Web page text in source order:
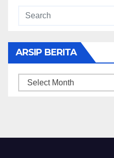
ARSIP BERITA
ARSIP